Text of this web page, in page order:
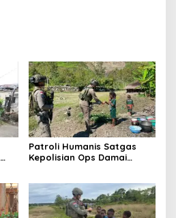
Patroli Humanis Satgas
Kepolisian Ops Damai
Masyarakat